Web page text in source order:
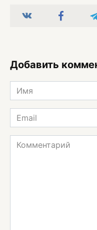
Добавить
Имя
*
Email
*
Комментарий